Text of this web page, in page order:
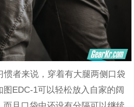
惯者来说，穿着有大腿两侧口袋
EDC-1可以轻松放入自家的阔